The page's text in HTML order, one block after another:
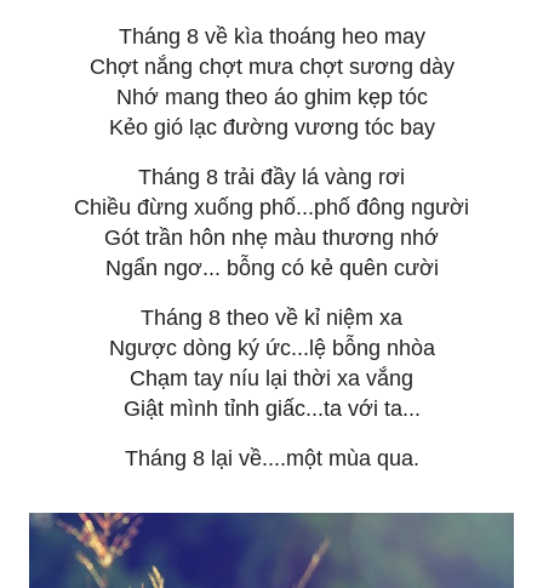
Tháng 8 về kìa thoáng heo may
Chợt nắng chợt mưa chợt sương dày
Nhớ mang theo áo ghim kẹp tóc
Kẻo gió lạc đường vương tóc bay
Tháng 8 trải đầy lá vàng rơi
Chiều đừng xuống phố...phố đông người
Gót trần hôn nhẹ màu thương nhớ
Ngẩn ngơ... bỗng có kẻ quên cười
Tháng 8 theo về kỉ niệm xa
Ngược dòng ký ức...lệ bỗng nhòa
Chạm tay níu lại thời xa vắng
Giật mình tỉnh giấc...ta với ta...
Tháng 8 lại về....một mùa qua.